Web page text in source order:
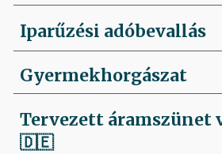
Iparűzési adóbevallás
Gyermekhorgászat
Tervezett áramszünet
🇩🇪